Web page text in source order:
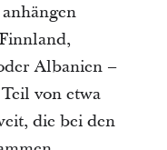
Albanien –
von etwa
die bei den